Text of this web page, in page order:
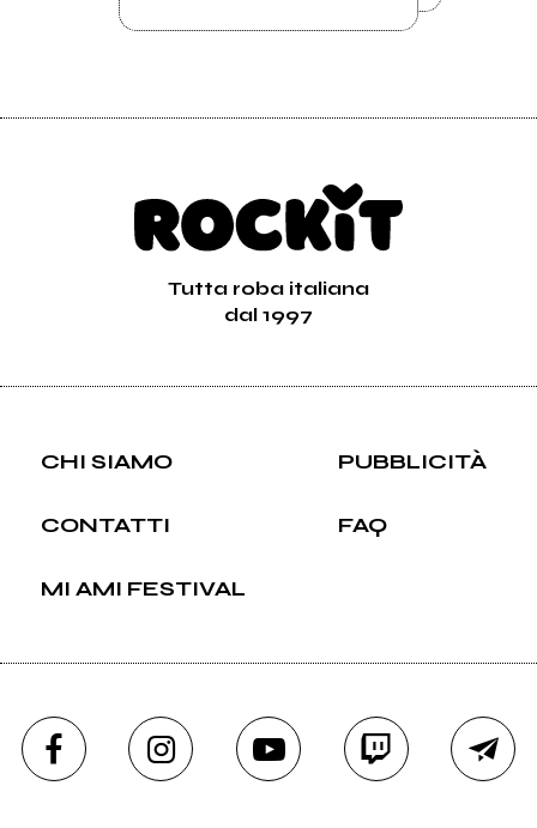
Tutta roba italiana
dal 1997
CHI SIAMO PUBBLICITÀ
CONTATTI FAQ
MI AMI FESTIVAL